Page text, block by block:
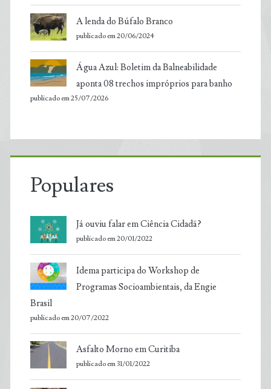
A lenda do Búfalo Branco
publicado em 20/06/2024
Água Azul: Boletim da Balneabilidade
aponta 08 trechos impróprios para banho
publicado em 25/07/2026
Populares
Já ouviu falar em Ciência Cidadã?
publicado em 20/01/2022
Idema participa do Workshop de
Programas Socioambientais, da Engie
Brasil
publicado em 20/07/2022
Asfalto Morno em Curitiba
publicado em 31/01/2022